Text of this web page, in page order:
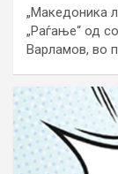
„Македоника
„Раѓање“ од
Варламов, во